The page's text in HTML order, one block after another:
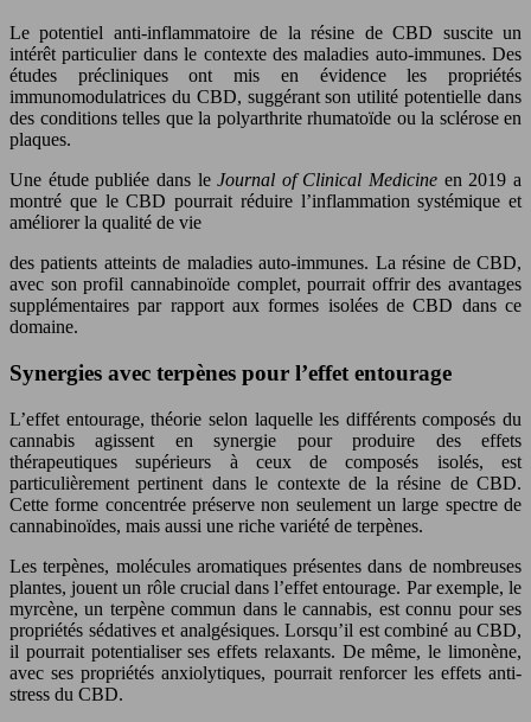
Le potentiel anti-inflammatoire de la résine de CBD suscite un
intérêt particulier dans le contexte des maladies auto-immunes. Des
études précliniques ont mis en évidence les propriétés
immunomodulatrices du CBD, suggérant son utilité potentielle dans
des conditions telles que la polyarthrite rhumatoïde ou la sclérose en
plaques.
Une étude publiée dans leJournal of Clinical Medicine en 2019 a
montré que le CBD pourrait réduire l’inflammation systémique et
améliorer la qualité de vie
des patients atteints de maladies auto-immunes. La résine de CBD,
avec son profil cannabinoïde complet, pourrait offrir des avantages
supplémentaires par rapport aux formes isolées de CBD dans ce
domaine.
Synergies avec terpènes pour l’effet entourage
L’effet entourage, théorie selon laquelle les différents composés du
cannabis agissent en synergie pour produire des effets
thérapeutiques supérieurs à ceux de composés isolés, est
particulièrement pertinent dans le contexte de la résine de CBD.
Cette forme concentrée préserve non seulement un large spectre de
cannabinoïdes, mais aussi une riche variété de terpènes.
Les terpènes, molécules aromatiques présentes dans de nombreuses
plantes, jouent un rôle crucial dans l’effet entourage. Par exemple, le
myrcène, un terpène commun dans le cannabis, est connu pour ses
propriétés sédatives et analgésiques. Lorsqu’il est combiné au CBD,
il pourrait potentialiser ses effets relaxants. De même, le limonène,
avec ses propriétés anxiolytiques, pourrait renforcer les effets anti-
stress du CBD.